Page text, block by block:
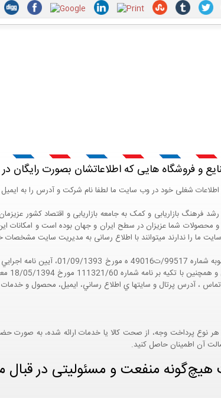
و فروشگاه هایی که اطلاعاتشان بصورت رایگان
شغلی خود در وب سایت ما لطفا نام شرکت و آدرس را به
محصولات شما عزیزان در سطح ایران و جهان بوده است و امکانات
ما را ندارند میتوانند با اطلاع رسانی به مدیریت سایت مشخصات
تماس ، آدرس پرتال و سايتها ي اطلاع رساني، ايميل، محصول و خدمات
هر نوع پرداخت وجه، از صحت کالا یا خدمات ارائه شده، به صورت
آن اطمینان حاصل کنید.
منفعت و مسئولیتی در قبال